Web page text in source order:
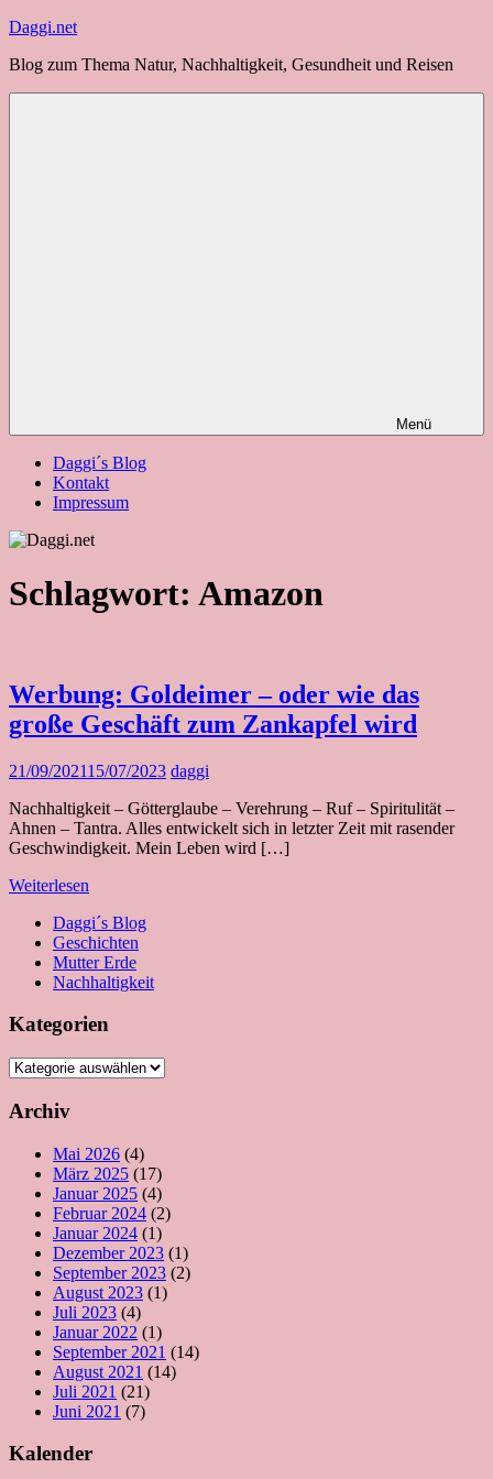
Zum
springen
Daggi.net
Blog zum Thema Natur, Nachhaltigkeit, Gesundheit und Reisen
Menü
Daggi´s Blog
Kontakt
Impressum
Schlagwort: Amazon
Werbung: Goldeimer – oder wie das
große Geschäft zum Zankapfel wird
21/09/202115/07/2023 daggi
Nachhaltigkeit – Götterglaube – Verehrung – Ruf – Spiritulität –
Ahnen – Tantra. Alles entwickelt sich in letzter Zeit mit rasender
Geschwindigkeit. Mein Leben wird […]
Weiterlesen
Daggi´s Blog
Geschichten
Mutter Erde
Nachhaltigkeit
Kategorien
Kategorien
Archiv
Mai 2026 (4)
März 2025 (17)
Januar 2025 (4)
Februar 2024 (2)
Januar 2024 (1)
Dezember 2023 (1)
September 2023 (2)
August 2023 (1)
Juli 2023 (4)
Januar 2022 (1)
September 2021 (14)
August 2021 (14)
Juli 2021 (21)
Juni 2021 (7)
Kalender